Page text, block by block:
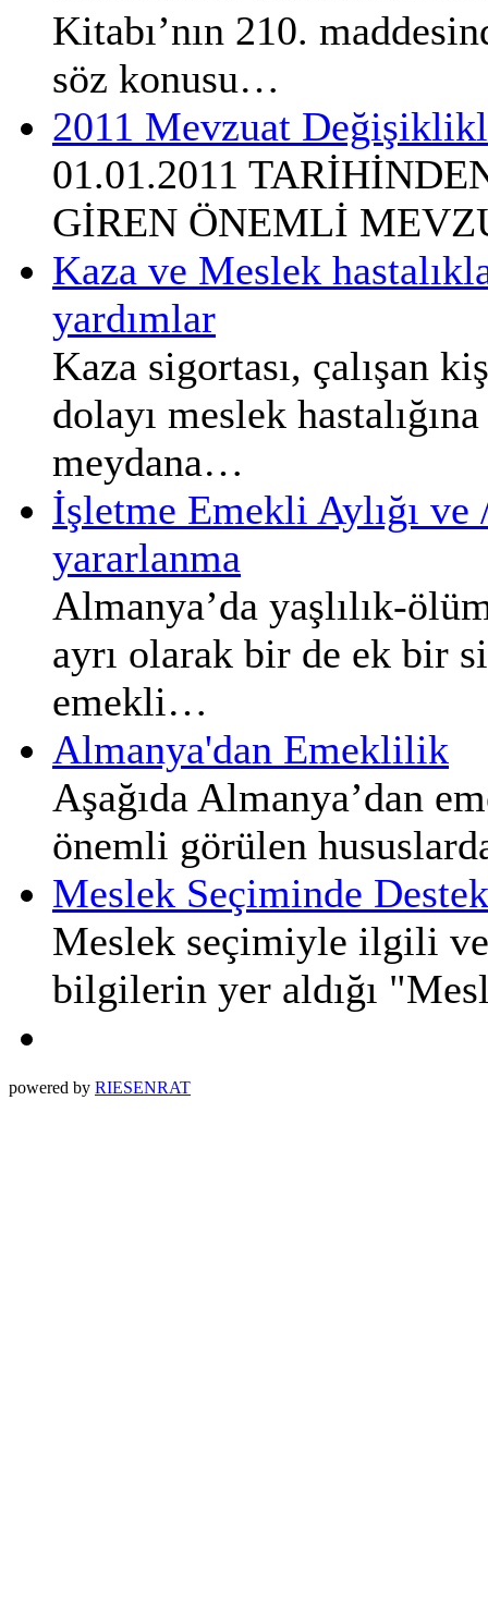
Kitabı’nın 210.
söz konusu…
2011 Mevzuat
01.01.2011
GİREN ÖNEMLİ
Kaza ve Meslek
yardımlar
Kaza sigortası, çalışan
dolayı meslek
meydana…
İşletme Emekli Aylığı
yararlanma
Almanya’da yaşlılık-
ayrı olarak bir de ek bir
emekli…
Almanya'dan Emeklilik
Aşağıda Almanya’dan
önemli görülen
Meslek Seçiminde
Meslek seçimiyle ilgili
bilgilerin yer aldığı
powered by RIESENRAT